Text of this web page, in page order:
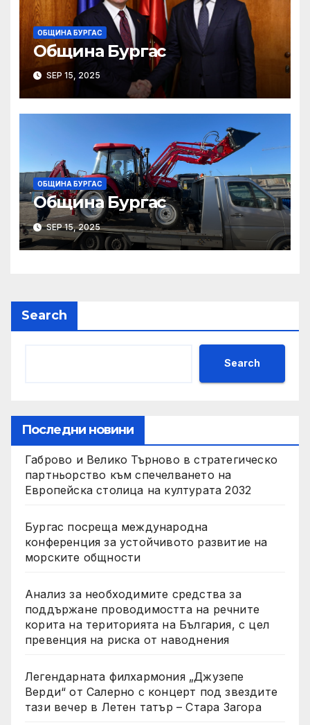
ОБЩИНА БУРГАС
Община Бургас
SEP 15, 2025
ОБЩИНА БУРГАС
Община Бургас
SEP 15, 2025
Search
Search
Последни новини
Габрово и Велико Търново в стратегическо
партньорство към спечелването на
Европейска столица на културата 2032
Бургас посреща международна
конференция за устойчивото развитие на
морските общности
Анализ за необходимите средства за
поддържане проводимостта на речните
корита на територията на България, с цел
превенция на риска от наводнения
Легендарната филхармония „Джузепе
Верди“ от Салерно с концерт под звездите
тази вечер в Летен татър – Стара Загора